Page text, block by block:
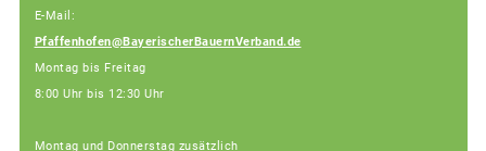
E-Mail:
Pfaffenhofen@BayerischerBauernVerband.de
Montag bis Freitag
8:00 Uhr bis 12:30 Uhr
Montag und Donnerstag zusätzlich